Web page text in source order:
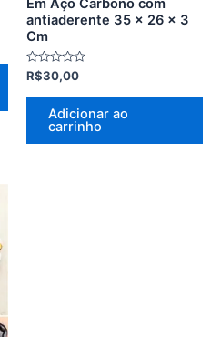
Em Aço Carbono com
antiaderente 35 x 26 x 3
Cm
Avaliação
de
R$30,00
Adicionar ao
carrinho